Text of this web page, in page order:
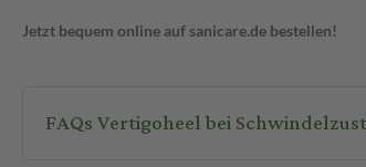
Jetzt bequem online auf sanicare.de bestellen!
FAQs Vertigoheel bei